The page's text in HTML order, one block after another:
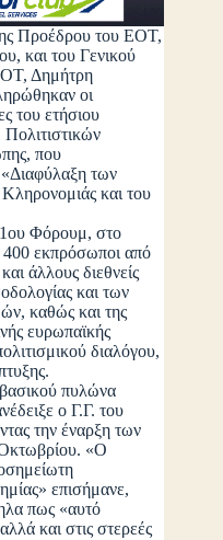
Προέδρου του ΕΟΤ,
και του Γενικού
Δημήτρη
οι
του ετήσιου
που
«Διαφύλαξη των
και του
Φόρουμ, στο
400 εκπρόσωποι από
άλλους διεθνείς
και των
καθώς και της
ευρωπαϊκής
διαλόγου,
πυλώνα
ο Γ.Γ. του
την έναρξη των
«Ο
επισήμανε,
πως «αυτό
και στις στερεές